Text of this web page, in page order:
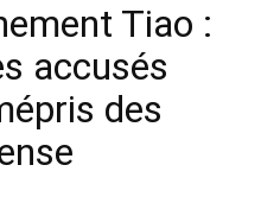
Tiao :
accusés
des